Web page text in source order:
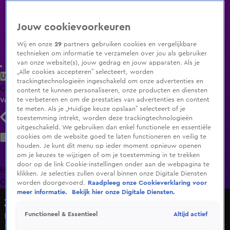
Uitzending Gemist Populaire programma's Zenders Genres
ClipsFilmsRadioSmart TV inlogShop
Volg KIJK
Zoeken
HomeUitzending Gemist Programma's De Bondgenoten
OranjezomerLivestreamsShop
3 Minutes of Fame: It's Your Lucky Day
Michael - Zij gelooft in mij
14 dec 2024, 19:59
Jouw cookievoorkeuren
Wij en onze29 partners gebruiken cookies en vergelijkbare
technieken om informatie te verzamelen over jou als gebruiker
van onze website(s), jouw gedrag en jouw apparaten. Als je
„Alle cookies accepteren” selecteert, worden
trackingtechnologieën ingeschakeld om onze advertenties en
content te kunnen personaliseren, onze producten en diensten
te verbeteren en om de prestaties van advertenties en content
te meten. Als je „Huidige keuze opslaan” selecteert of je
toestemming intrekt, worden deze trackingtechnologieën
uitgeschakeld. We gebruiken dan enkel functionele en essentiële
cookies om de website goed te laten functioneren en veilig te
houden. Je kunt dit menu op ieder moment opnieuw openen
om je keuzes te wijzigen of om je toestemming in te trekken
door op de link Cookie-instellingen onder aan de webpagina te
klikken. Je selecties zullen overal binnen onze Digitale Diensten
worden doorgevoerd.
Raadpleeg onze Cookieverklaring voor
meer informatie.
Bekijk hier onze Digitale Diensten.
Functioneel & Essentieel Altijd actief